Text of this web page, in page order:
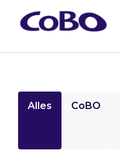
Alles CoBO